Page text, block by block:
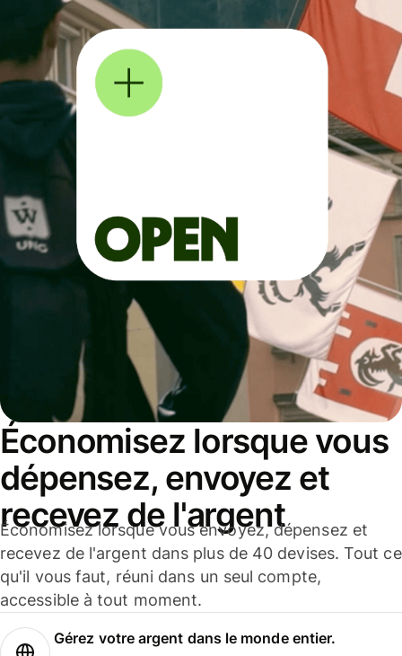
Économisez lorsque vous
dépensez, envoyez et
recevez de l'argent
Économisez lorsque vous envoyez, dépensez et
recevez de l'argent dans plus de 40 devises. Tout ce
qu'il vous faut, réuni dans un seul compte,
accessible à tout moment.
Gérez votre argent dans le monde entier.